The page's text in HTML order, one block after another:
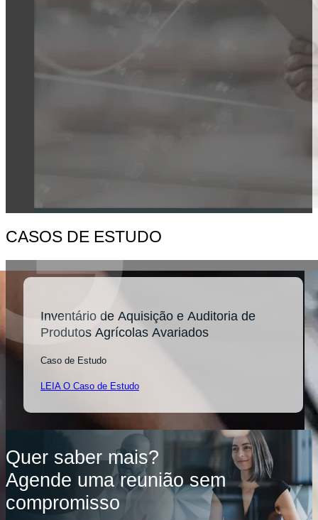
CASOS DE ESTUDO
Inventário de Aquisição e Auditoria de
Produtos Agrícolas Avariados
Caso de Estudo
LEIA O Caso de Estudo
Quer saber mais?
Agende uma reunião sem
compromisso